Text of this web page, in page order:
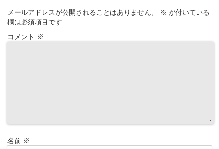
メールアドレスが公開されることはありません。 ※ が付いている
欄は必須項目です
コメント ※
名前 ※